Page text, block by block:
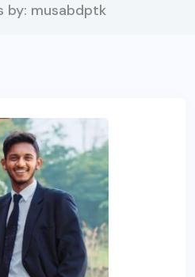
by: musabdptk